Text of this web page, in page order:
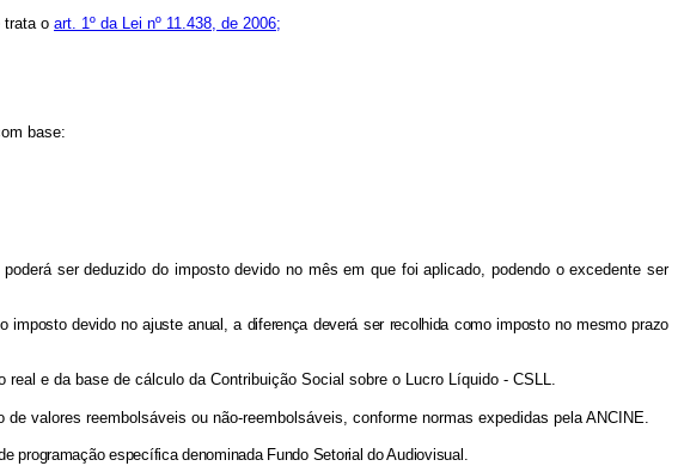
trata o art. 1º da Lei nº 11.438, de 2006;
base:
ser deduzido do imposto devido no mês em que foi aplicado, podendo o excedente ser
imposto devido no ajuste anual, a diferença deverá ser recolhida como imposto no mesmo prazo
e da base de cálculo da Contribuição Social sobre o Lucro Líquido - CSLL.
valores reembolsáveis ou não-reembolsáveis, conforme normas expedidas pela ANCINE.
programação específica denominada Fundo Setorial do Audiovisual.